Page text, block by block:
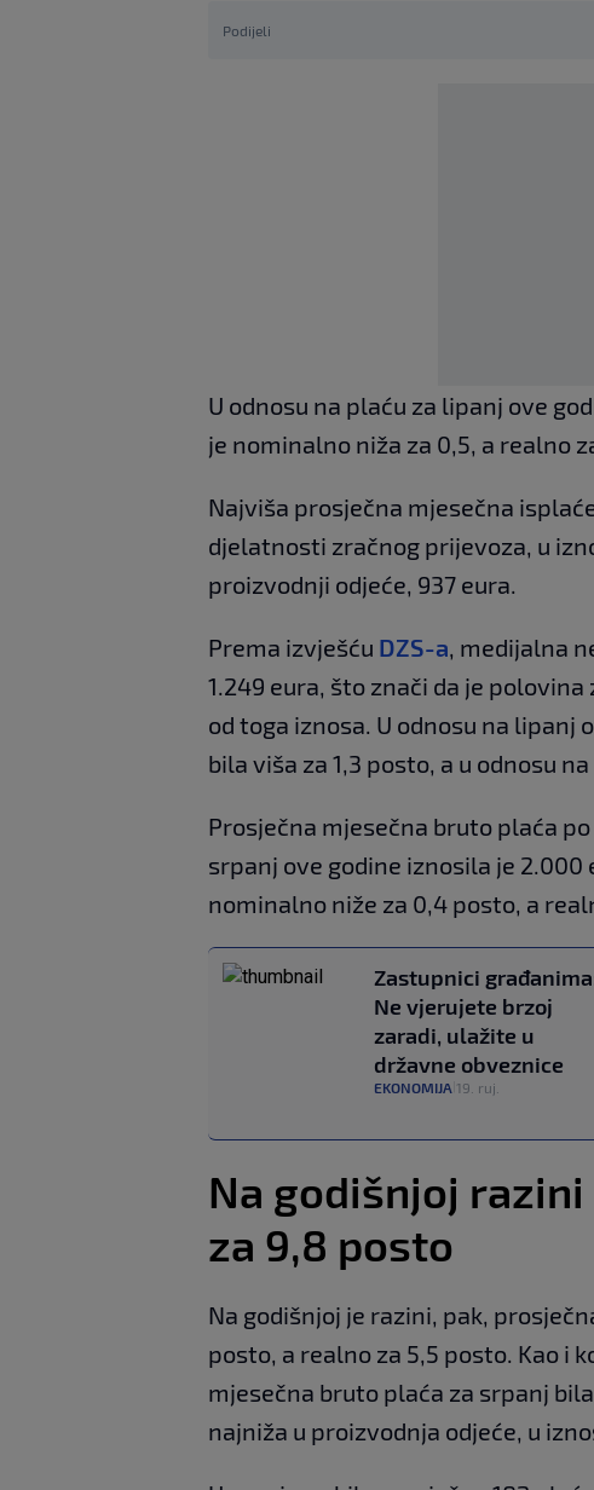
Podijeli
U odnosu na plaću za lipanj ove
je nominalno niža za 0,5, a realno
Najviša prosječna mjesečna
djelatnosti zračnog prijevoza, u
proizvodnji odjeće, 937 eura.
Prema izvješću DZS-a, medijalna
1.249 eura, što znači da je
od toga iznosa. U odnosu na lipanj
bila viša za 1,3 posto, a u odnosu
Prosječna mjesečna bruto plaća
srpanj ove godine iznosila je 2.000
nominalno niže za 0,4 posto, a
Zastupnici
Ne vjerujete brzoj
zaradi, ulažite u
državne obveznice
EKONOMIJA 19. ruj.
Na godišnjoj
za 9,8 posto
Na godišnjoj je razini, pak,
posto, a realno za 5,5 posto. Kao i
mjesečna bruto plaća za srpanj
najniža u proizvodnja odjeće, u